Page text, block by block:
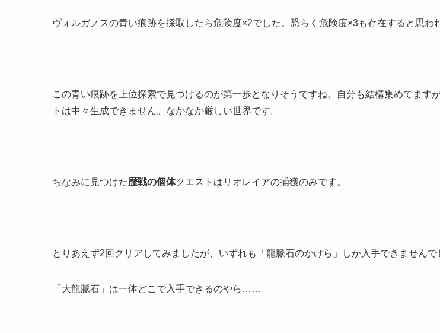
ヴォルガノスの青い痕跡を採取したら危険度×2でした。恐らく危険度×3も存在すると思わ
この青い痕跡を上位探索で見つけるのが第一歩となりそうですね。自分も結構集めてます
トは中々生成できません。なかなか厳しい世界です。
ちなみに見つけた歴戦の個体クエストはリオレイアの捕獲のみです。
とりあえず2回クリアしてみましたが、いずれも「龍脈石のかけら」しか入手できませんで
「大龍脈石」は一体どこで入手できるのやら……